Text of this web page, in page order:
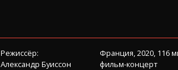
Режиссёр:
Александр Буиссон
Франция, 2020, 116
фильм-концерт